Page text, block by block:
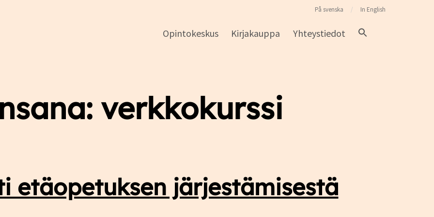
Opintokeskus Kirjakauppa Yhteystiedot
På svenska In English
verkkokurssi
etäopetuksen järjestämisestä